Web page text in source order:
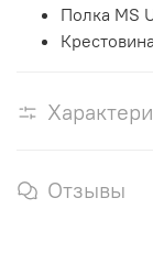
Полка MS
Отзывы